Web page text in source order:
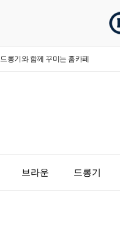
드롱기와 함께 꾸미는 홈카페
브라운 드롱기